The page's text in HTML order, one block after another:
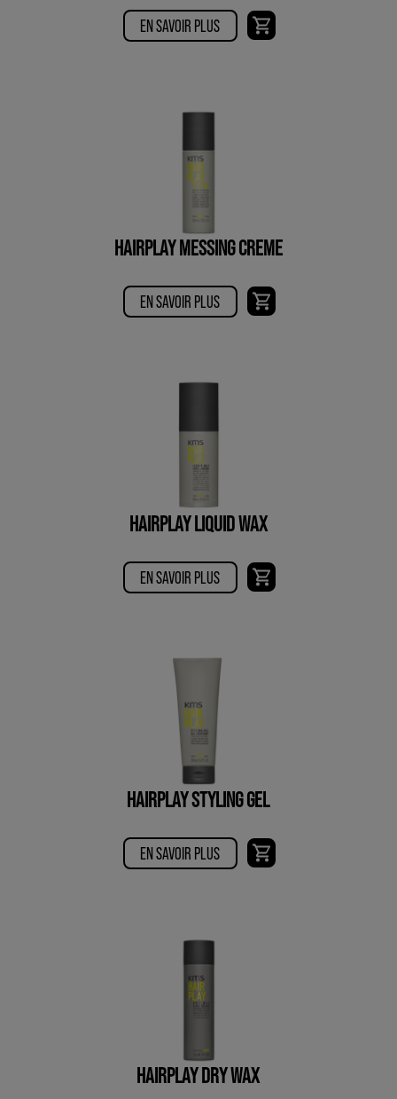
EN SAVOIR PLUS
HAIRPLAY MESSING CREME
EN SAVOIR PLUS
HAIRPLAY LIQUID WAX
EN SAVOIR PLUS
HAIRPLAY STYLING GEL
EN SAVOIR PLUS
HAIRPLAY DRY WAX